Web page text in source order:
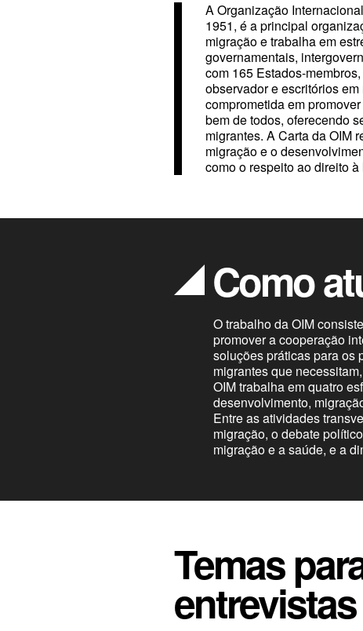
A Organização
1951, é a principal
migração e trabalha em
governamentais,
com 165 Estados-
observador e escritórios
comprometida em
bem de todos, oferecendo
migrantes. A Carta da OIM
migração e o
como o respeito ao direito
Como
O trabalho da OIM
promover a cooperação
soluções práticas para os
migrantes que
OIM trabalha em quatro
desenvolvimento,
Entre as atividades
migração, o debate
migração e a saúde, e a
Temas
entrevistas